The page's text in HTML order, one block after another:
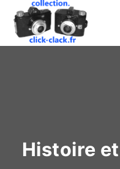
Histoire